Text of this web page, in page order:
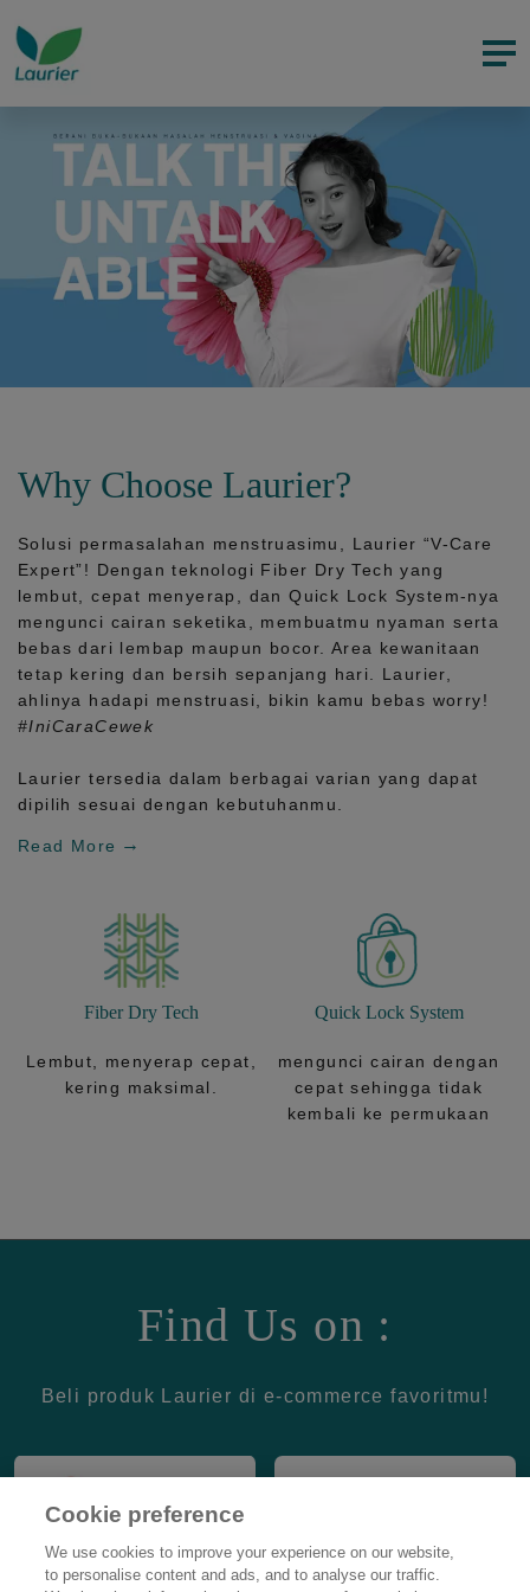
Why Choose Laurier?
Solusi permasalahan menstruasimu, Laurier “V-Care
Expert”! Dengan teknologi Fiber Dry Tech yang
lembut, cepat menyerap, danQuick Lock System-nya
mengunci cairan seketika, membuatmu nyaman serta
bebas dari lembap maupun bocor. Area kewanitaan
tetap kering dan bersih sepanjang hari.
Laurier,
ahlinya hadapi menstruasi, bikin kamu bebas worry!
#IniCaraCewek
Laurier tersedia dalam berbagai varian yang dapat
dipilih sesuai dengan kebutuhanmu.
Read More
Fiber Dry Tech
Lembut, menyerap cepat,
kering maksimal.
Quick Lock System
mengunci cairan dengan
cepat sehingga tidak
kembali ke permukaan
Find Us on :
Beli produk Laurier di e-commerce favoritmu!
Cookie preference
We use cookies to improve your experience on our website,
to personalise content and ads, and to analyse our traffic.